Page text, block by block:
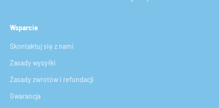
Wsparcie
Skontaktuj się z nami
Zasady wysyłki
Zasady zwrotów i refundacji
Gwarancja